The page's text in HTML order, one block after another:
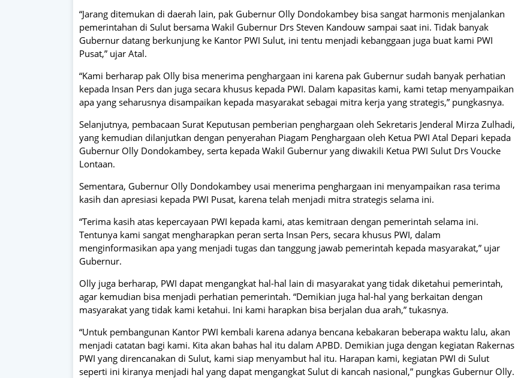
“Jarang ditemukan di daerah lain, pak Gubernur Olly Dondokambey bisa sangat harmonis menjalankan
pemerintahan di Sulut bersama Wakil Gubernur Drs Steven Kandouw sampai saat ini. Tidak banyak
Gubernur datang berkunjung ke Kantor PWI Sulut, ini tentu menjadi kebanggaan juga buat kami PWI
Pusat,” ujar Atal.
“Kami berharap pak Olly bisa menerima penghargaan ini karena pak Gubernur sudah banyak perhatian
kepada Insan Pers dan juga secara khusus kepada PWI. Dalam kapasitas kami, kami tetap menyampaikan
apa yang seharusnya disampaikan kepada masyarakat sebagai mitra kerja yang strategis,” pungkasnya.
Selanjutnya, pembacaan Surat Keputusan pemberian penghargaan oleh Sekretaris Jenderal Mirza Zulhadi,
yang kemudian dilanjutkan dengan penyerahan Piagam Penghargaan oleh Ketua PWI Atal Depari kepada
Gubernur Olly Dondokambey, serta kepada Wakil Gubernur yang diwakili Ketua PWI Sulut Drs Voucke
Lontaan.
Sementara, Gubernur Olly Dondokambey usai menerima penghargaan ini menyampaikan rasa terima
kasih dan apresiasi kepada PWI Pusat, karena telah menjadi mitra strategis selama ini.
“Terima kasih atas kepercayaan PWI kepada kami, atas kemitraan dengan pemerintah selama ini.
Tentunya kami sangat mengharapkan peran serta Insan Pers, secara khusus PWI, dalam
menginformasikan apa yang menjadi tugas dan tanggung jawab pemerintah kepada masyarakat,” ujar
Gubernur.
Olly juga berharap, PWI dapat mengangkat hal-hal lain di masyarakat yang tidak diketahui pemerintah,
agar kemudian bisa menjadi perhatian pemerintah. “Demikian juga hal-hal yang berkaitan dengan
masyarakat yang tidak kami ketahui. Ini kami harapkan bisa berjalan dua arah,” tukasnya.
“Untuk pembangunan Kantor PWI kembali karena adanya bencana kebakaran beberapa waktu lalu, akan
menjadi catatan bagi kami. Kita akan bahas hal itu dalam APBD. Demikian juga dengan kegiatan Rakernas
PWI yang direncanakan di Sulut, kami siap menyambut hal itu. Harapan kami, kegiatan PWI di Sulut
seperti ini kiranya menjadi hal yang dapat mengangkat Sulut di kancah nasional,” pungkas Gubernur Olly.